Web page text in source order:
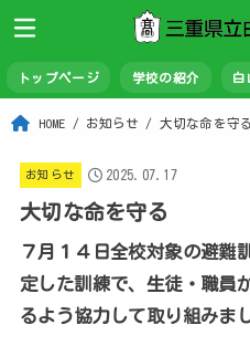
トップページ 学校の紹介 白
HOME お知らせ 大切な命を守る
お知らせ 2025.07.17
大切な命を守る
７月１４日全校対象の避難
定した訓練で、生徒・職員
るよう協力して取り組みま